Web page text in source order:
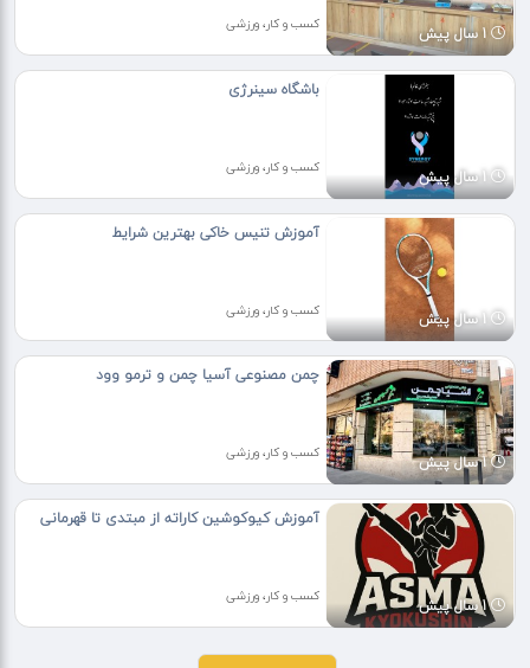
1 سال پیش کسب و کار، ورزشی
1 سال پیش
باشگاه سینرژی
کسب و کار، ورزشی
1 سال پیش
آموزش‌ تنیس خاکی بهترین شرایط
کسب و کار، ورزشی
1 سال پیش
چمن مصنوعی آسیا چمن و ترمو وود
کسب و کار، ورزشی
1 سال پیش
آموزش کیوکوشین کاراته از مبتدی تا قهرمانی
کسب و کار، ورزشی